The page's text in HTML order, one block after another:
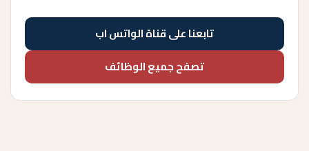
تابعنا على قناة الواتس اب
تصفح جميع الوظائف